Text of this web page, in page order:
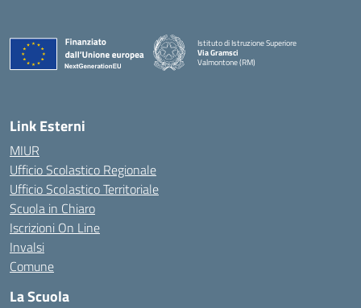
Istituto di Istruzione Superiore
Via Gramsci
Valmontone (RM)
Link Esterni
MIUR
Ufficio Scolastico Regionale
Ufficio Scolastico Territoriale
Scuola in Chiaro
Iscrizioni On Line
Invalsi
Comune
La Scuola